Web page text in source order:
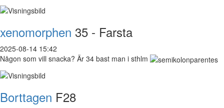
xenomorphen 35 - Farsta
2025-08-14 15:42
Någon som vill snacka? Är 34 bast man i sthlm
Borttagen F28